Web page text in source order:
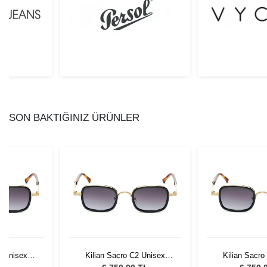
SON BAKTIĞINIZ ÜRÜNLER
Unisex
Kilian Sacro C2 Unisex
Kilian